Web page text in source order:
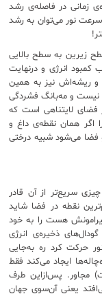
زمانی در فاصله‌ی رشد
نور می‌توان به رشد
زیرین به سطح بالایی
انرژی و درنهایت
ریشه‌اش نیز به همین
نیست و مه‌بانگ فشردگی
لایتناهی است که
اگر همان نقطه‌ی داغ و
فضا می‌شود شبیه درختی
سریع‌تر از آن قادر
نقطه در فضا شاید
هست را به خود
ذخیره‌ی انرژی
حرکت کرد ره به‌جایی
ایجاد می‌کند فقط
مجاور. پس‌ازاین طرف
یعنی آن‌سوی جهان